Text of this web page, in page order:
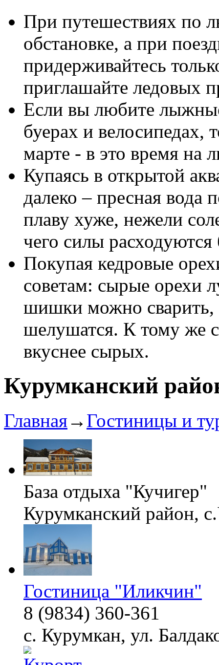
При путешествиях по
обстановке, а при
придерживайтесь
пригла­шайте ледовых
Если вы любите
буерах и велосипедах,
марте - в это время на
Купаясь в открытой
далеко – пресная вода
плаву хуже, нежели
чего силы расходуются
Покупая кедровые
советам: сырые орехи
шишки можно сварить,
шелушатся. К тому же
вкуснее сырых.
Курумканский
Главная→ Гостиницы и
База отдыха "Кучигер"
Курумканский район,
Гостиница "Иликчин"
8 (9834) 360-361
с. Курумкан, ул.